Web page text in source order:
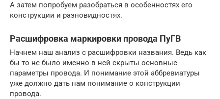
А затем попробуем разобраться в особенностях его
конструкции и разновидностях.
Расшифровка маркировки провода ПуГВ
Начнем наш анализ с расшифровки названия. Ведь как
бы то не было именно в ней скрыты основные
параметры провода. И понимание этой аббревиатуры
уже должно дать нам понимание о конструкции
провода.